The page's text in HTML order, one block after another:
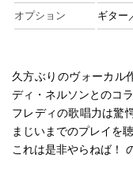
オプション ギター
久方ぶりのヴォーカル
ディ・ネルソンとのコラ
フレディの歌唱力は驚
まじいまでのプレイを
これは是非やらねば！